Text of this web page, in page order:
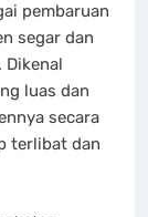
pembaruan
segar dan
Dikenal
luas dan
secara
terlibat dan